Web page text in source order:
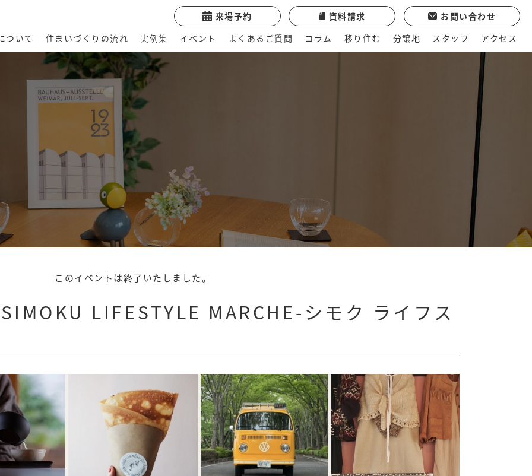
来場予約 資料請求
お問い合わせ
ついて
住まいづくりの流れ 実例集 イベント よくあるご質問 コラム 移り住む 分譲地 スタッフ アクセス
このイベントは終了いたしました。
LIFESTYLE MARCHE-シモク ライフス